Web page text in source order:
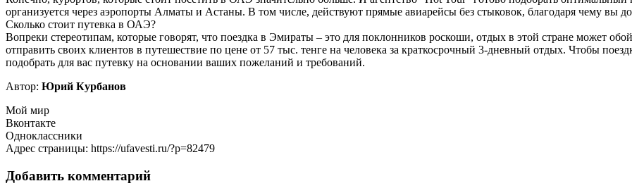
организуется через аэропорты Алматы и Астаны. В том числе, действуют прямые авиарейсы без стыковок, благодаря чему вы
Сколько стоит путевка в ОАЭ?
Вопреки стереотипам, которые говорят, что поездка в Эмираты – это для поклонников роскоши, отдых в этой стране может
отправить своих клиентов в путешествие по цене от 57 тыс. тенге на человека за краткосрочный 3-дневный отдых. Чтобы
подобрать для вас путевку на основании ваших пожеланий и требований.
Автор: Юрий Курбанов
Мой мир
Вконтакте
Одноклассники
Адрес страницы: https://ufavesti.ru/?p=82479
Добавить комментарий